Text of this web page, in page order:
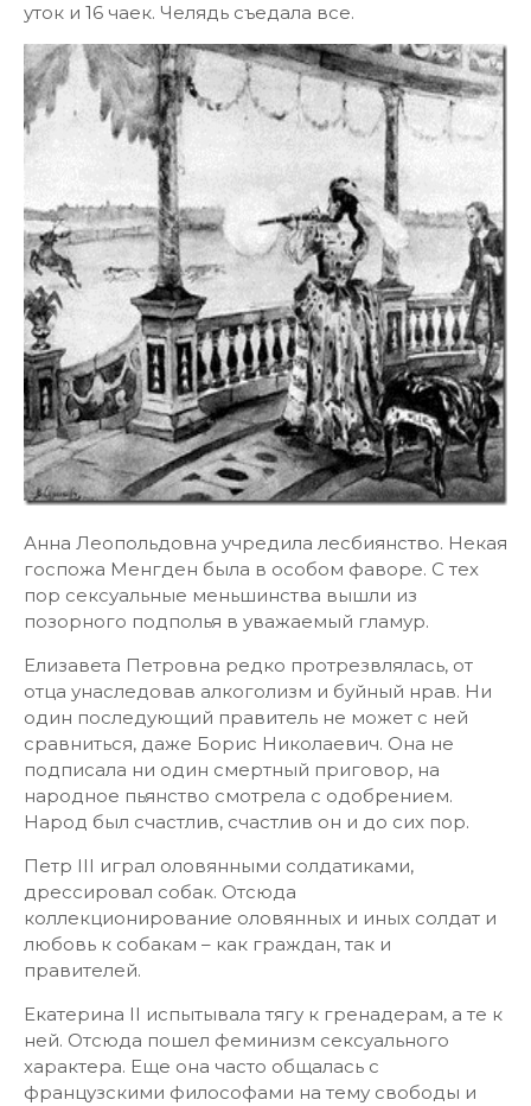
уток и 16 чаек. Челядь съедала все.
Анна Леопольдовна учредила лесбиянство. Некая
госпожа Менгден была в особом фаворе. С тех
пор сексуальные меньшинства вышли из
позорного подполья в уважаемый гламур.
Елизавета Петровна редко протрезвлялась, от
отца унаследовав алкоголизм и буйный нрав. Ни
один последующий правитель не может с ней
сравниться, даже Борис Николаевич. Она не
подписала ни один смертный приговор, на
народное пьянство смотрела с одобрением.
Народ был счастлив, счастлив он и до сих пор.
Петр III играл оловянными солдатиками,
дрессировал собак. Отсюда
коллекционирование оловянных и иных солдат и
любовь к собакам – как граждан, так и
правителей.
Екатерина II испытывала тягу к гренадерам, а те к
ней. Отсюда пошел феминизм сексуального
характера. Еще она часто общалась с
французскими философами на тему свободы и